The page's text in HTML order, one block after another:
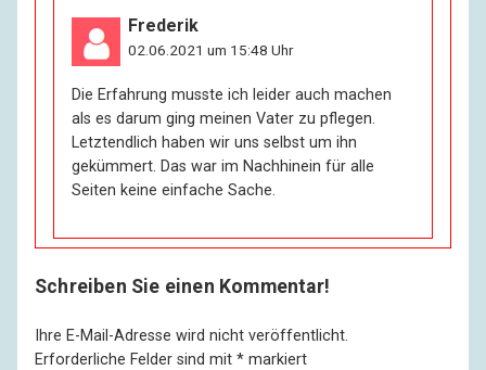
man selber zubeißt, bleibt nichts als ein Lachen. Man
will ja nicht immer nur aus Lust mit jemandem
Hilflosigkeit und aus Angst vor Misserfolg und
Einsamkeit. Das beste Mittel gegen den Misserfolg ist,
gar keinen Erfolg zu wollen. – Eine Zeit lang hab’ ich
mich, bevor ich ausging, ganz sorgfältig vor dem
Spiegel herausgeputzt. Lächerlich! Jetzt muss ich den
kuckt mich da jemand anderes an als der, den ich
R: Und was für Menschen treffen Sie dann?
Frederik
02.06.2021 um 15:48 Uhr
Die Erfahrung musste ich leider auch machen
als es darum ging meinen Vater zu pflegen.
Letztendlich haben wir uns selbst um ihn
gekümmert. Das war im Nachhinein für alle
Seiten keine einfache Sache.
Schreiben Sie einen Kommentar!
Ihre E-Mail-Adresse wird nicht veröffentlicht.
Erforderliche Felder sind mit * markiert